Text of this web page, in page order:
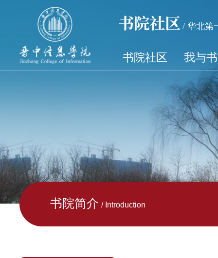
书院社区 / 华北第
书院社区 我与
书院简介 / Introduction